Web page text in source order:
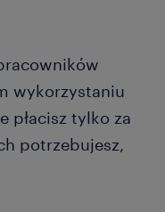
wykorzystaniu
płacisz tylko za
potrzebujesz,